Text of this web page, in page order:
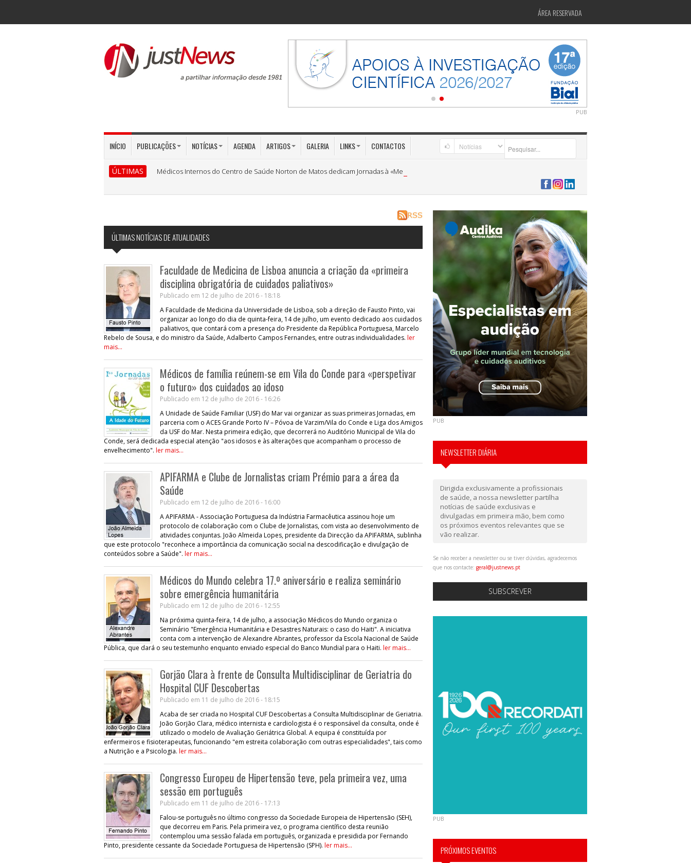
ÁREA RESERVADA
PUB
INÍCIO PUBLICAÇÕES NOTÍCIAS AGENDA ARTIGOS GALERIA LINKS CONTACTOS
ÚLTIMAS Médicos Internos do Centro de Saúde Norton de Matos dedicam Jornadas à «Medicina Preventiva»
ÚLTIMAS NOTÍCIAS DE ATUALIDADES
Faculdade de Medicina de Lisboa anuncia a criação da «primeira
disciplina obrigatória de cuidados paliativos»
Publicado em 12 de julho de 2016 - 18:18
A Faculdade de Medicina da Universidade de Lisboa, sob a direção de Fausto Pinto, vai
organizar ao longo do dia de quinta-feira, 14 de julho, um evento dedicado aos cuidados
paliativos, que contará com a presença do Presidente da República Portuguesa, Marcelo
Rebelo de Sousa, e do ministro da Saúde, Adalberto Campos Fernandes, entre outras individualidades. ler
mais...
Médicos de família reúnem-se em Vila do Conde para «perspetivar
o futuro» dos cuidados ao idoso
Publicado em 12 de julho de 2016 - 16:26
A Unidade de Saúde Familiar (USF) do Mar vai organizar as suas primeiras Jornadas, em
parceria com o ACES Grande Porto IV – Póvoa de Varzim/Vila do Conde e Liga dos Amigos
da USF do Mar. Nesta primeira edição, que decorrerá no Auditório Municipal de Vila do
Conde, será dedicada especial atenção "aos idosos e às alterações que acompanham o processo de
envelhecimento". ler mais...
APIFARMA e Clube de Jornalistas criam Prémio para a área da
Saúde
Publicado em 12 de julho de 2016 - 16:00
A APIFARMA - Associação Portuguesa da Indústria Farmacêutica assinou hoje um
protocolo de colaboração com o Clube de Jornalistas, com vista ao desenvolvimento de
atividades conjuntas. João Almeida Lopes, presidente da Direcção da APIFARMA, sublinha
que este protocolo "reconhece a importância da comunicação social na descodificação e divulgação de
conteúdos sobre a Saúde". ler mais...
Médicos do Mundo celebra 17.º aniversário e realiza seminário
sobre emergência humanitária
Publicado em 12 de julho de 2016 - 12:55
Na próxima quinta-feira, 14 de julho, a associação Médicos do Mundo organiza o
Seminário "Emergência Humanitária e Desastres Naturais: o caso do Haiti". A iniciativa
conta com a intervenção de Alexandre Abrantes, professor da Escola Nacional de Saúde
Pública, que dará o seu testemunho enquanto enviado especial do Banco Mundial para o Haiti. ler mais...
Gorjão Clara à frente de Consulta Multidisciplinar de Geriatria do
Hospital CUF Descobertas
Publicado em 11 de julho de 2016 - 18:15
Acaba de ser criada no Hospital CUF Descobertas a Consulta Multidisciplinar de Geriatria.
João Gorjão Clara, médico internista e cardiologista é o responsável da consulta, onde é
utilizado o modelo de Avaliação Geriátrica Global. A equipa é constituída por
enfermeiros e fisioterapeutas, funcionando "em estreita colaboração com outras especialidades", tais como
a Nutrição e a Psicologia. ler mais...
Congresso Europeu de Hipertensão teve, pela primeira vez, uma
sessão em português
Publicado em 11 de julho de 2016 - 17:13
Falou-se português no último congresso da Sociedade Europeia de Hipertensão (SEH),
que decorreu em Paris. Pela primeira vez, o programa científico desta reunião
contemplou uma sessão falada em português, organizada e presidida por Fernando
Pinto, presidente cessante da Sociedade Portuguesa de Hipertensão (SPH). ler mais...
PUB
NEWSLETTER DIÁRIA
Dirigida exclusivamente a profissionais
de saúde, a nossa newsletter partilha
notícias de saúde exclusivas e
divulgadas em primeira mão, bem como
os próximos eventos relevantes que se
vão realizar.
Se não receber a newsletter ou se tiver dúvidas, agradecemos
que nos contacte: geral@justnews.pt
SUBSCREVER
PUB
PRÓXIMOS EVENTOS